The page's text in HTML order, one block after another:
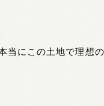
当にこの土地で理想